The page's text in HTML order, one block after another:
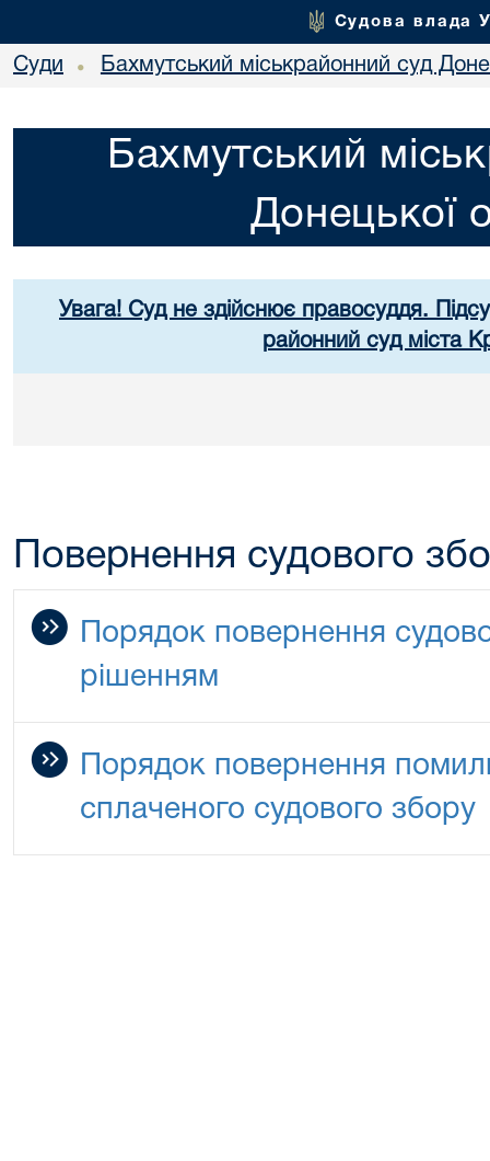
Судова влада
Суди • Бахмутський міськрайонний суд
Бахмутський
Донецької
Увага! Суд не здійснює правосуддя.
районний суд міста
Повернення судового
Порядок повернення
рішенням
Порядок повернення
сплаченого судового збору